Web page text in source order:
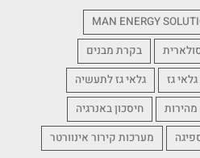
MAN ENERGY
בקרת מבנים
גלאי גז
גלאי גז לתעשיה
מהירות
חיסכון באנרגיה
מערכות קירור אינוורטר